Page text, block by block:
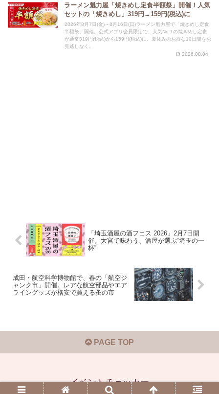
ラーメン魁力屋「焼きめし定食半額祭」開催！人気
セットの「焼きめし」319円→159円(税込)に
2026年8月7日(金)～8月16日(日)ラーメン魁力屋で「焼きめし定食
半額祭」開催。公式アプリ会員限定で、人気No.1の焼きめし定食
が通常319円(税込)から159円(税込)に。夏休みのお得な10日間をお
見逃しなく。
2026.08.04
「埼玉酒屋の酒フェス 2026」2月7日開
催。大宮で味わう、酒屋が選ぶ“埼玉の一
杯”
成田・航空科学博物館で、春の「航空ジ
ャンク市」開催。レアな航空部品やエア
ライングッズが格安で買える蚤の市
PAGE TOP
イベントチェッカー